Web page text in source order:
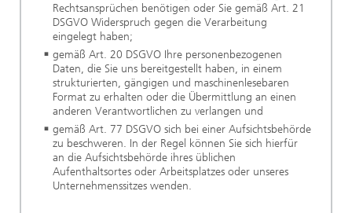
Rechtsansprüchen benötigen oder Sie gemäß Art. 21
DSGVO Widerspruch gegen die Verarbeitung
eingelegt haben;
gemäß Art. 20 DSGVO Ihre personenbezogenen
Daten, die Sie uns bereitgestellt haben, in einem
strukturierten, gängigen und maschinenlesebaren
Format zu erhalten oder die Übermittlung an einen
anderen Verantwortlichen zu verlangen und
gemäß Art. 77 DSGVO sich bei einer Aufsichtsbehörde
zu beschweren. In der Regel können Sie sich hierfür
an die Aufsichtsbehörde ihres üblichen
Aufenthaltsortes oder Arbeitsplatzes oder unseres
Unternehmenssitzes wenden.